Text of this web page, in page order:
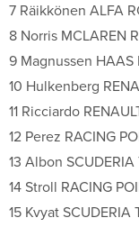
7 Räikkönen ALFA
8 Norris MCLAREN
9 Magnussen HAAS
10 Hulkenberg
11 Ricciardo
12 Perez RACING
13 Albon
14 Stroll RACING
15 Kvyat SCUDERIA